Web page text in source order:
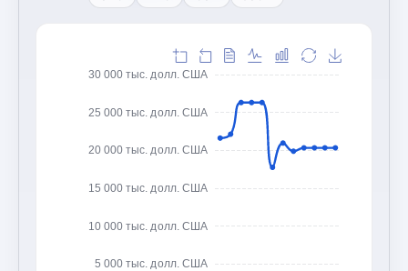
5 000 тыс. долл. США
10 000 тыс. долл. США
15 000 тыс. долл. США
20 000 тыс. долл. США
25 000 тыс. долл. США
30 000 тыс. долл. США